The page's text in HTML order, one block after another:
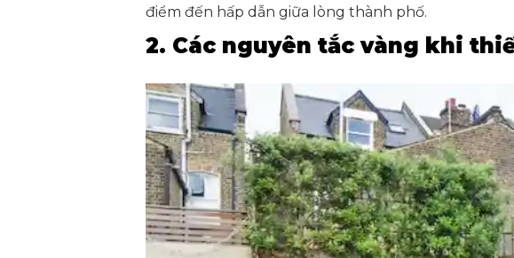
điểm đến hấp dẫn giữa lòng thành phố.
2. Các nguyên tắc vàng khi